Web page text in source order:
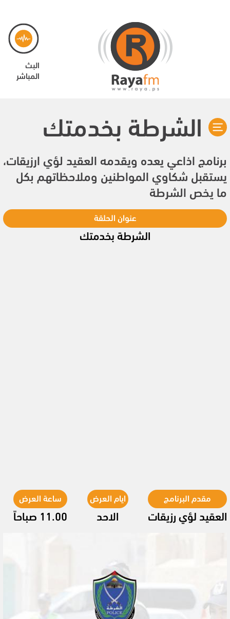
البث
المباشر
الشرطة بخدمتك
برنامج اذاعي يعده ويقدمه العقيد لؤي ارزيقات،
يستقبل شكاوي المواطنين وملاحظاتهم بكل
ما يخص الشرطة
عنوان الحلقة
الشرطة بخدمتك
مقدم البرنامج
العقيد لؤي رزيقات
ايام العرض
الاحد
ساعة العرض
11.00 صباحاً